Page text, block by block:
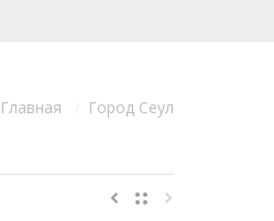
Главная Город Сеул